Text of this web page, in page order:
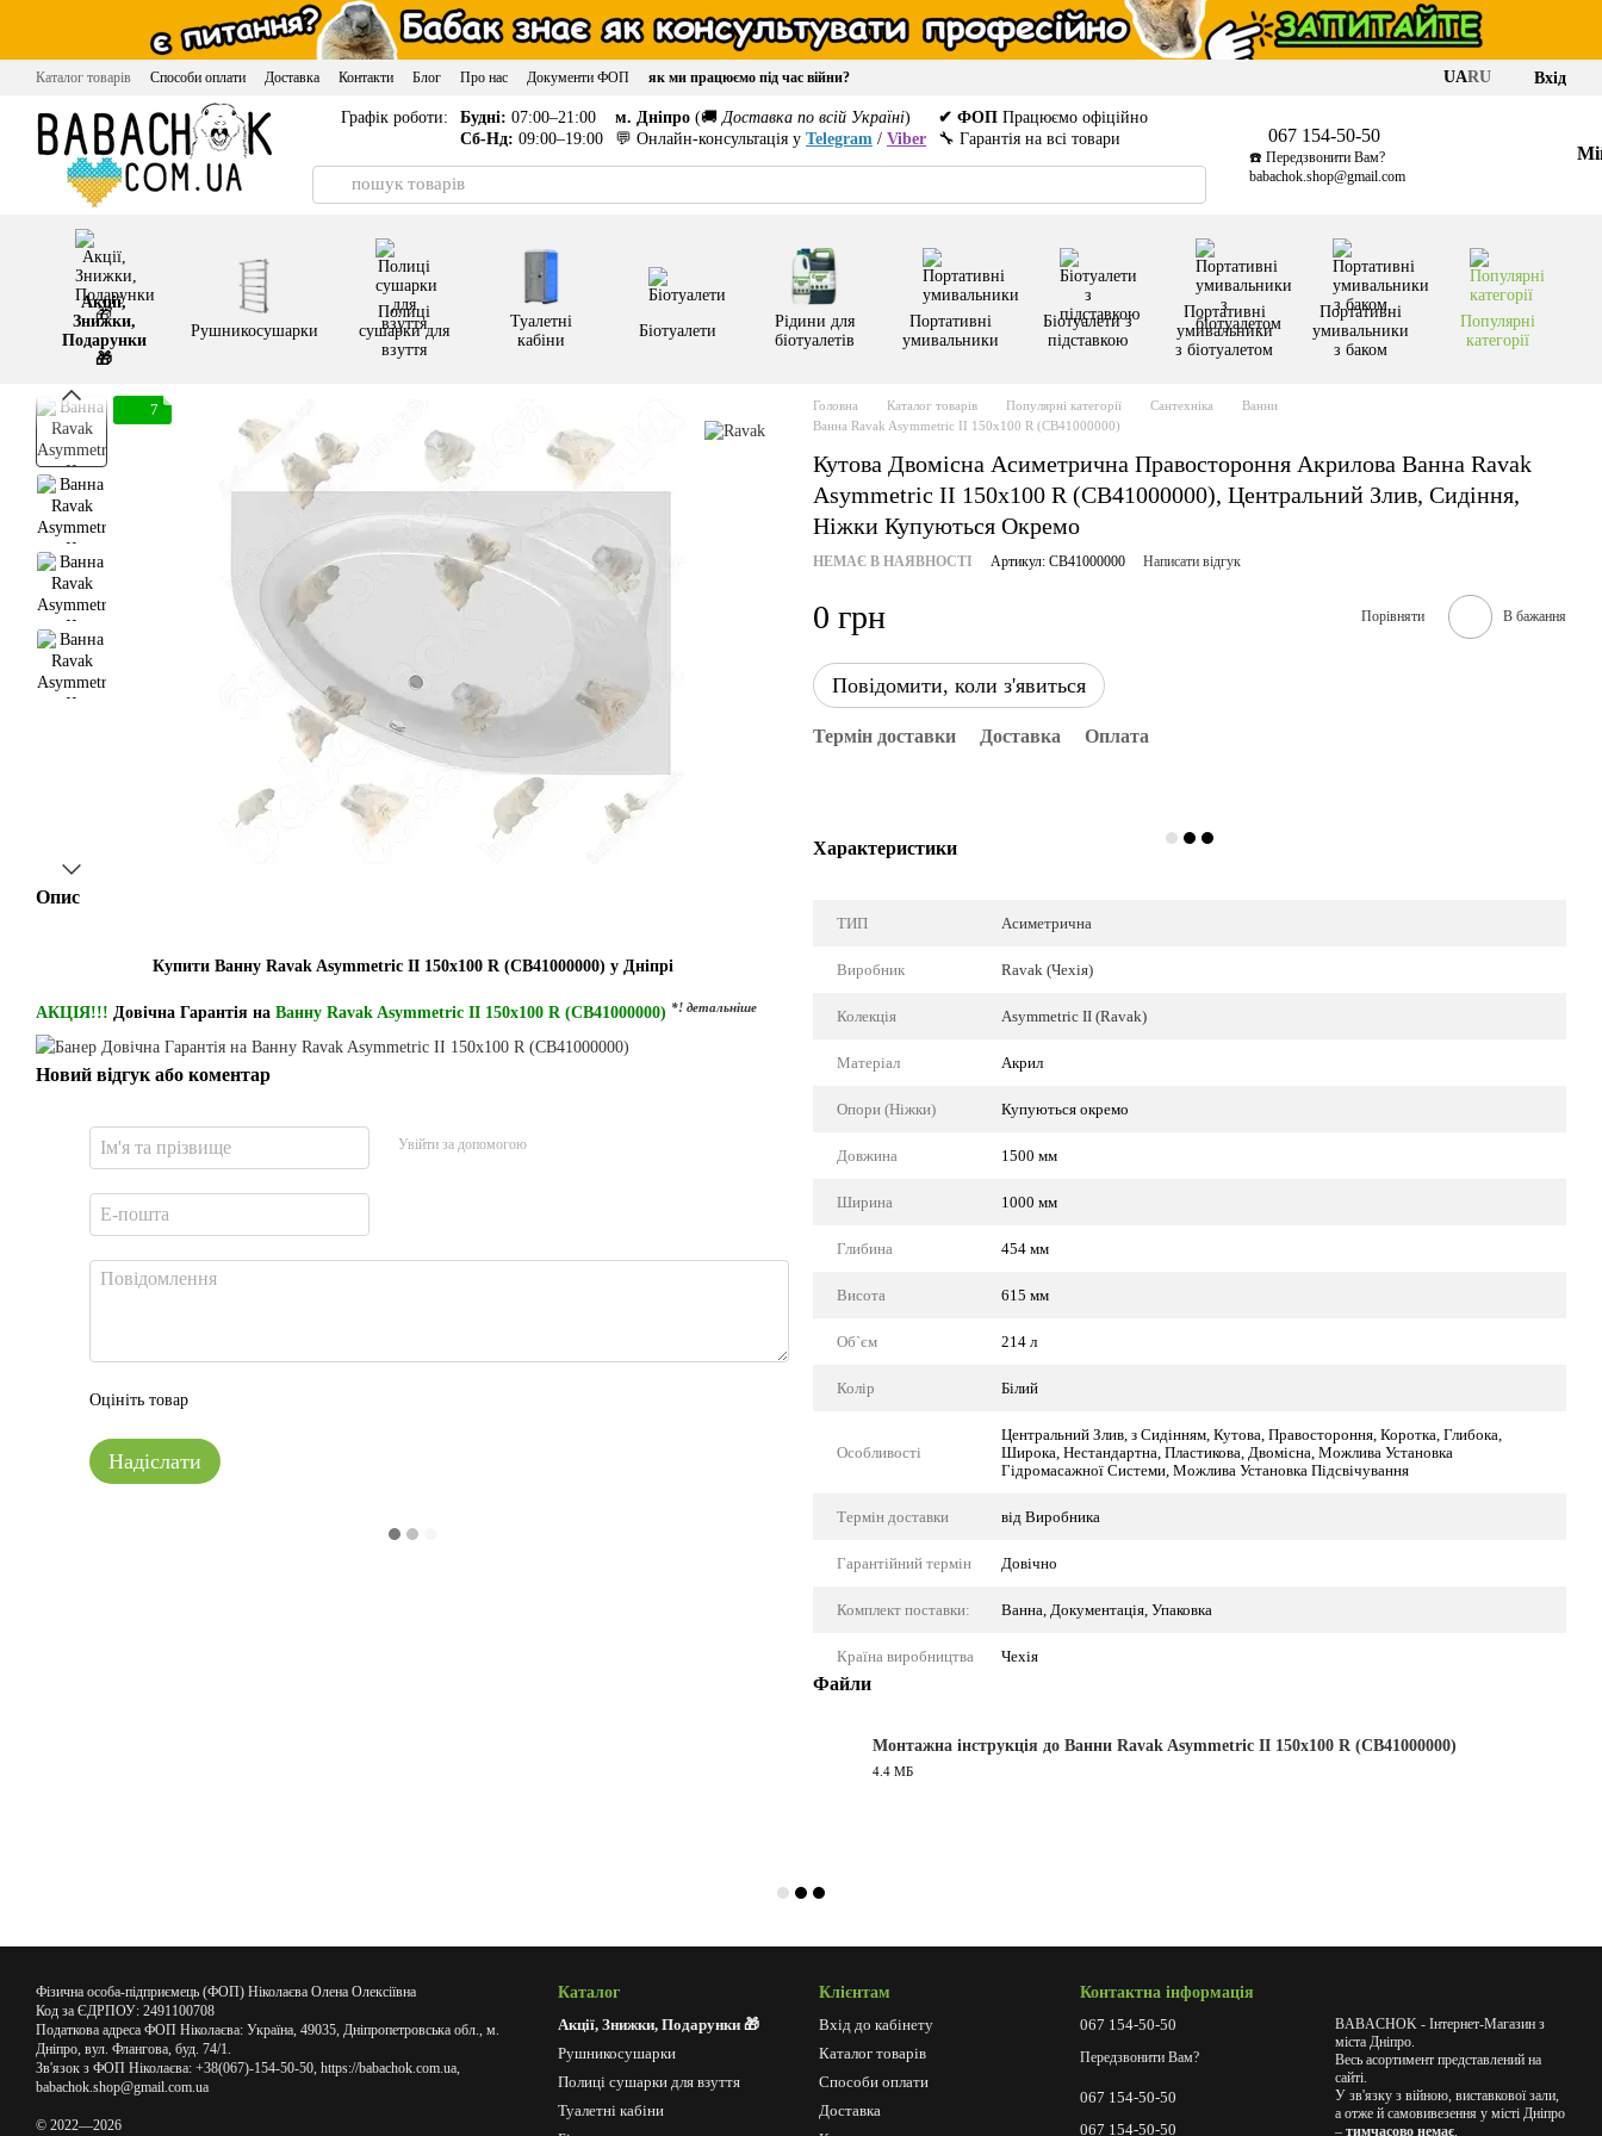
Перейти до основного контенту
Каталог товарів Способи оплати Доставка Контакти Блог Про нас Документи ФОП як ми працюємо під час війни? UARU Вхід
Графік роботи: Будні: 07:00–21:00
Сб-Нд: 09:00–19:00
м. Дніпро (🚚 Доставка по всій Україні)
💬 Онлайн-консультація у Telegram / Viber
✔ ФОП Працюємо офіційно
🔧 Гарантія на всі товари
067 154-50-50
☎️ Передзвонити Вам?
babachok.shop@gmail.com
Акції,
Знижки,
Подарунки
🎁
Рушникосушарки
Полиці
сушарки для
взуття
Туалетні
кабіни
Біотуалети
Рідини для
біотуалетів
Портативні
умивальники
Біотуалети з
підставкою
Портативні
умивальники
з біотуалетом
Портативні
умивальники
з баком
Популярні
категорії
7
Опис
Купити Ванну Ravak Asymmetric II 150x100 R (CB41000000) у Дніпрі
АКЦІЯ!!! Довічна Гарантія на Ванну Ravak Asymmetric II 150x100 R (CB41000000) *! детальніше
Новий відгук або коментар
Увійти за допомогою
Оцініть товар
Надіслати
Головна Каталог товарів Популярні категорії Сантехніка
Ванни
Ванна Ravak Asymmetric II 150x100 R (CB41000000)
Кутова Двомісна Асиметрична Правостороння Акрилова Ванна Ravak
Asymmetric II 150x100 R (CB41000000), Центральний Злив, Сидіння,
Ніжки Купуються Окремо
НЕМАЄ В НАЯВНОСТІ Артикул: CB41000000 Написати відгук
0 грн Порівняти В бажання
Повідомити, коли з'явиться
Термін доставки Доставка Оплата
Характеристики
ТИП Асиметрична
Виробник Ravak (Чехія)
Колекція Asymmetric II (Ravak)
Матеріал Акрил
Опори (Ніжки) Купуються окремо
Довжина 1500 мм
Ширина 1000 мм
Глибина 454 мм
Висота 615 мм
Об`єм 214 л
Колір Білий
Особливості
Центральний Злив, з Сидінням, Кутова, Правостороння, Коротка, Глибока,
Широка, Нестандартна, Пластикова, Двомісна, Можлива Установка
Гідромасажної Системи, Можлива Установка Підсвічування
Термін доставки від Виробника
Гарантійний термін Довічно
Комплект поставки: Ванна, Документація, Упаковка
Країна виробництва Чехія
Файли
Монтажна інструкція до Ванни Ravak Asymmetric II 150x100 R (CB41000000)
4.4 МБ
Фізична особа-підприємець (ФОП) Ніколаєва Олена Олексіївна
Код за ЄДРПОУ: 2491100708
Податкова адреса ФОП Ніколаєва: Україна, 49035, Дніпропетровська обл., м.
Дніпро, вул. Флангова, буд. 74/1.
Зв'язок з ФОП Ніколаєва: +38(067)-154-50-50, https://babachok.com.ua,
babachok.shop@gmail.com.ua
© 2022—2026
Каталог
Акції, Знижки, Подарунки 🎁
Рушникосушарки
Полиці сушарки для взуття
Туалетні кабіни
Клієнтам
Вхід до кабінету
Каталог товарів
Способи оплати
Доставка
Контактна інформація
067 154-50-50
Передзвонити Вам?
067 154-50-50
067 154-50-50
BABACHOK - Інтернет-Магазин з
міста Дніпро.
Весь асортимент представлений на
сайті.
У зв'язку з війною, виставкової зали,
а отже й самовивезення у місті Дніпро
– тимчасово немає.